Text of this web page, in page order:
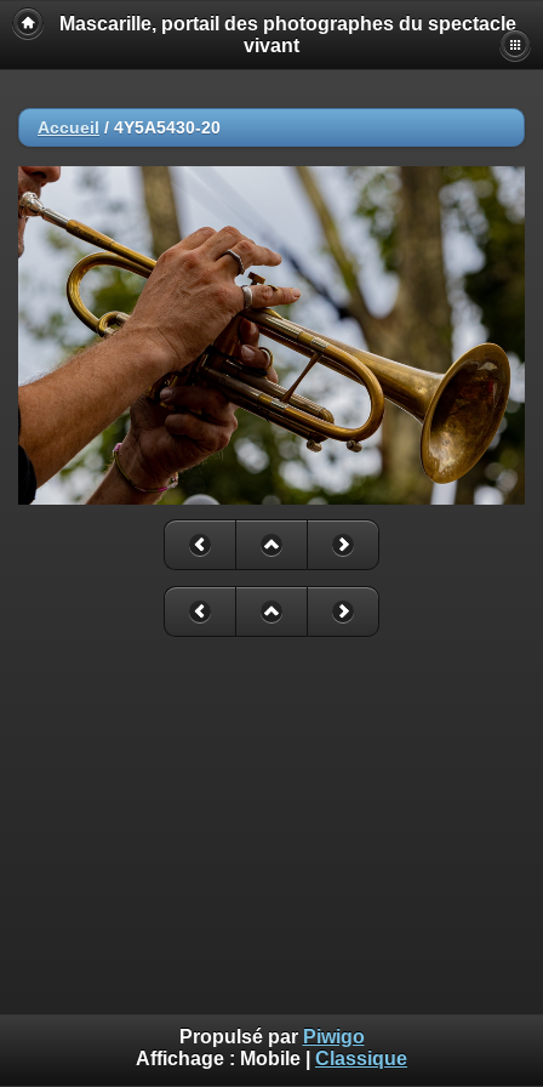
Mascarille, portail des photographes du spectacle
vivant
Accueil / 4Y5A5430-20
Propulsé par Piwigo
Affichage : Mobile Classique